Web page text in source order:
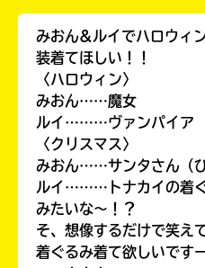
みおん&ルイでハロウィ
装着てほしい！！
〈ハロウィン〉
みおん……魔女
ルイ………ヴァンパイア
〈クリスマス〉
みおん……サンタさん（ひ
ルイ………トナカイの着
みたいな〜！？
そ、想像するだけで笑え
着ぐるみ着て欲しいです